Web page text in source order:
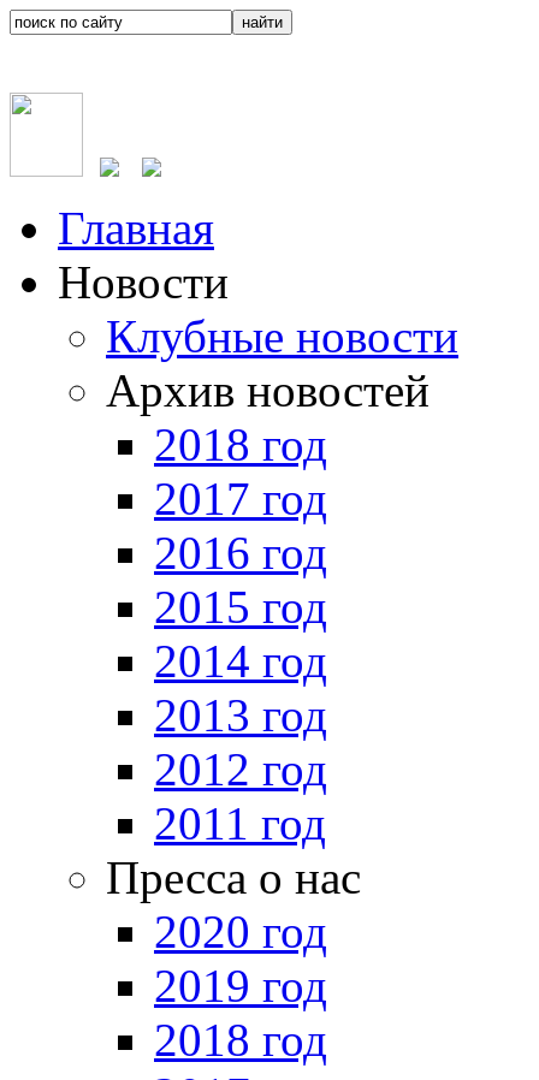
Главная
Новости
Клубные новости
Архив новостей
2018 год
2017 год
2016 год
2015 год
2014 год
2013 год
2012 год
2011 год
Пресса о нас
2020 год
2019 год
2018 год